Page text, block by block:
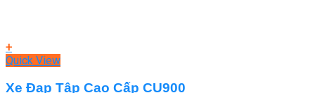
+
Quick View
Xe Đạp Tập Cao Cấp CU900